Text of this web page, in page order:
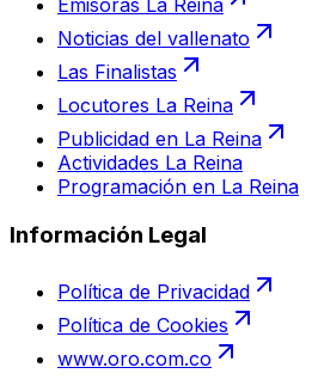
Noticias del vallenato
Las Finalistas
Locutores La Reina
Publicidad en La Reina
Actividades La Reina
Programación en La Reina
Información Legal
Política de Privacidad
Política de Cookies
www.oro.com.co